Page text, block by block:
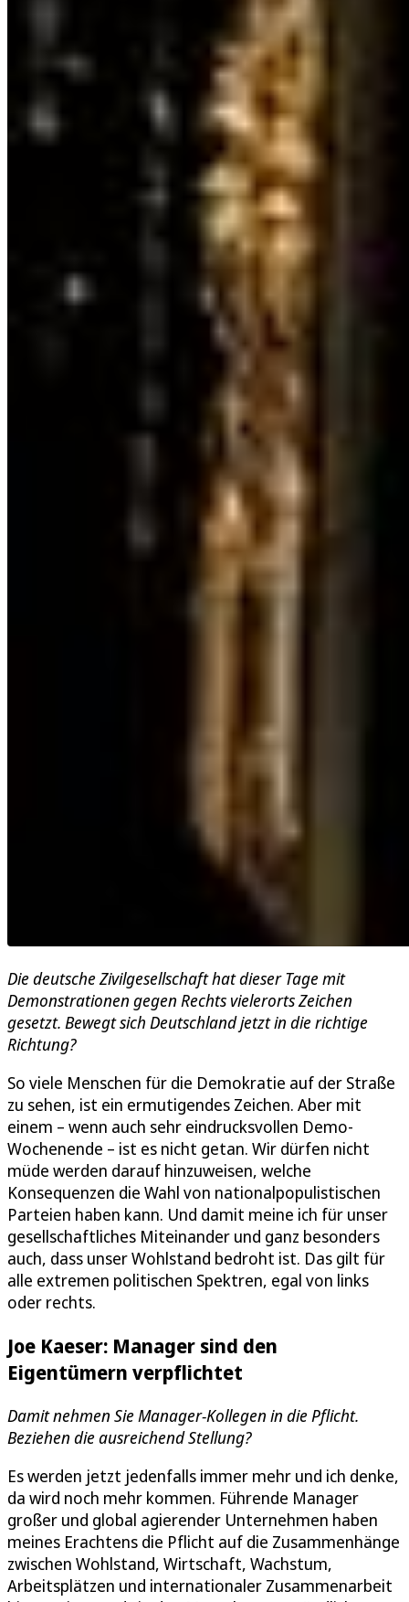
Die deutsche Zivilgesellschaft hat dieser Tage mit
Demonstrationen gegen Rechts vielerorts Zeichen
gesetzt. Bewegt sich Deutschland jetzt in die richtige
Richtung?
So viele Menschen für die Demokratie auf der Straße
zu sehen, ist ein ermutigendes Zeichen. Aber mit
einem – wenn auch sehr eindrucksvollen Demo-
Wochenende – ist es nicht getan. Wir dürfen nicht
müde werden darauf hinzuweisen, welche
Konsequenzen die Wahl von nationalpopulistischen
Parteien haben kann. Und damit meine ich für unser
gesellschaftliches Miteinander und ganz besonders
auch, dass unser Wohlstand bedroht ist. Das gilt für
alle extremen politischen Spektren, egal von links
oder rechts.
Joe Kaeser: Manager sind den
Eigentümern verpflichtet
Damit nehmen Sie Manager-Kollegen in die Pflicht.
Beziehen die ausreichend Stellung?
Es werden jetzt jedenfalls immer mehr und ich denke,
da wird noch mehr kommen. Führende Manager
großer und global agierender Unternehmen haben
meines Erachtens die Pflicht auf die Zusammenhänge
zwischen Wohlstand, Wirtschaft, Wachstum,
Arbeitsplätzen und internationaler Zusammenarbeit